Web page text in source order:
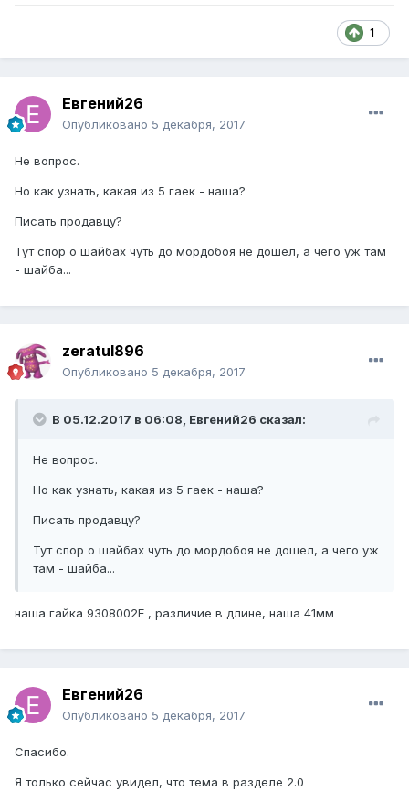
1
Евгений26
Опубликовано 5 декабря, 2017
Не вопрос.
Но как узнать, какая из 5 гаек - наша?
Писать продавцу?
Тут спор о шайбах чуть до мордобоя не дошел, а чего уж там
- шайба...
zeratul896
Опубликовано 5 декабря, 2017
В 05.12.2017 в 06:08, Евгений26 сказал:
Не вопрос.
Но как узнать, какая из 5 гаек - наша?
Писать продавцу?
Тут спор о шайбах чуть до мордобоя не дошел, а чего уж
там - шайба...
наша гайка 9308002E , различие в длине, наша 41мм
Евгений26
Опубликовано 5 декабря, 2017
Спасибо.
Я только сейчас увидел, что тема в разделе 2.0